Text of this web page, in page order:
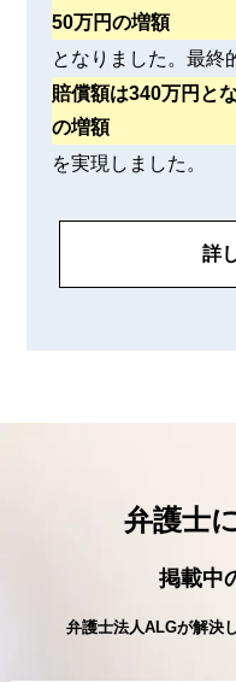
50万円の増額
となりました。最終
賠償額は340万円と
の増額
を実現しました。
詳
弁護士
掲載中
弁護士法人ALGが解決